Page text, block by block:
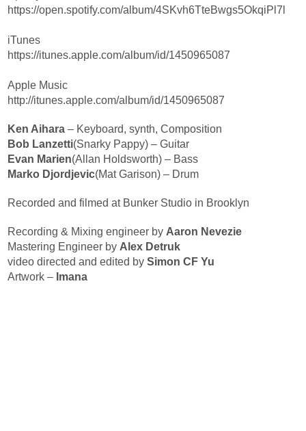
https://open.spotify.com/album/4SKvh6TteBwgs5OkqiPl7l
iTunes
https://itunes.apple.com/album/id/1450965087
Apple Music
http://itunes.apple.com/album/id/1450965087
Ken Aihara – Keyboard, synth, Composition
Bob Lanzetti(Snarky Pappy) – Guitar
Evan Marien(Allan Holdsworth) – Bass
Marko Djordjevic(Mat Garison) – Drum
Recorded and filmed at Bunker Studio in Brooklyn
Recording & Mixing engineer by Aaron Nevezie
Mastering Engineer by Alex Detruk
video directed and edited bySimon CF Yu
Artwork – Imana